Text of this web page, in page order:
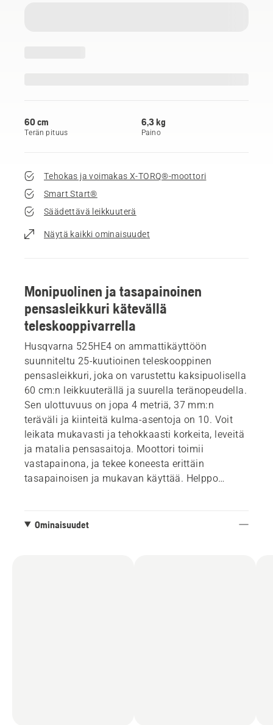
60 cm
Terän pituus
6,3 kg
Paino
Tehokas ja voimakas X-TORQ®-moottori
Smart Start®
Säädettävä leikkuuterä
Näytä kaikki ominaisuudet
Monipuolinen ja tasapainoinen
pensasleikkuri kätevällä
teleskooppivarrella
Husqvarna 525HE4 on ammattikäyttöön
suunniteltu 25-kuutioinen teleskooppinen
pensasleikkuri, joka on varustettu kaksipuolisella
60 cm:n leikkuuterällä ja suurella teränopeudella.
Sen ulottuvuus on jopa 4 metriä, 37 mm:n
teräväli ja kiinteitä kulma-asentoja on 10. Voit
leikata mukavasti ja tehokkaasti korkeita, leveitä
ja matalia pensasaitoja. Moottori toimii
vastapainona, ja tekee koneesta erittäin
tasapainoisen ja mukavan käyttää. Helppo
Ominaisuudet